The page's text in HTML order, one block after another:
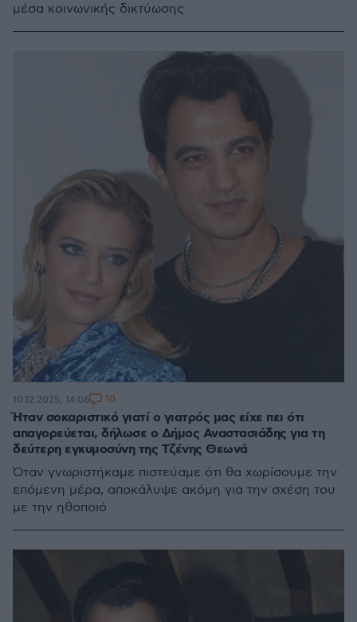
μέσα κοινωνικής δικτύωσης
Ήταν σοκαριστικό γιατί ο γιατρός μας είχε πει ότι
απαγορεύεται, δήλωσε ο Δήμος Αναστασιάδης για τη
δεύτερη εγκυμοσύνη της Τζένης Θεωνά
Όταν γνωριστήκαμε πιστεύαμε ότι θα χωρίσουμε την
επόμενη μέρα, αποκάλυψε ακόμη για την σχέση του
με την ηθοποιό
10.12.2025, 14:06 10